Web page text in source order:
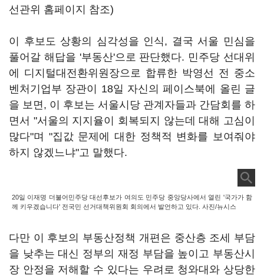
선관위 홈페이지 참조)
이 후보도 상황의 심각성을 인식, 결국 서울 민심을
풀어갈 해답을 '부동산'으로 판단했다. 민주당 선대위
에 디지털대전환위원장으로 합류한 박영선 전 중소
벤처기업부 장관이 18일 자신의 페이스북에 올린 글
을 보면, 이 후보는 서울시당 관계자들과 간담회를 하
면서 "서울의 지지율이 회복되지 않는데 대해 고심이
많다"며 "집값 문제에 대한 정책적 변화를 보여줘야
하지 않겠느냐"고 말했다.
20일 이재명 더불어민주당 대선후보가 여의도 민주당 중앙당사에서 열린 '국가가 함
께 키우겠습니다' 전국민 선거대책위원회 회의에서 발언하고 있다. 사진/뉴시스
다만 이 후보의 부동산정책 개편은 중산층 조세 부담
을 낮추는 대신 정부의 재정 부담을 높이고 부동산시
장 안정을 저해할 수 있다는 우려로 청와대와 상당한